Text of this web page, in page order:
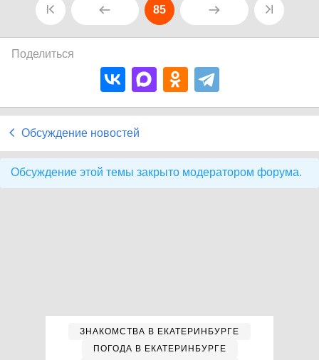
85
Поделиться
Обсуждение новостей
Обсуждение этой темы закрыто модератором форума.
ЗНАКОМСТВА В ЕКАТЕРИНБУРГЕ
ПОГОДА В ЕКАТЕРИНБУРГЕ